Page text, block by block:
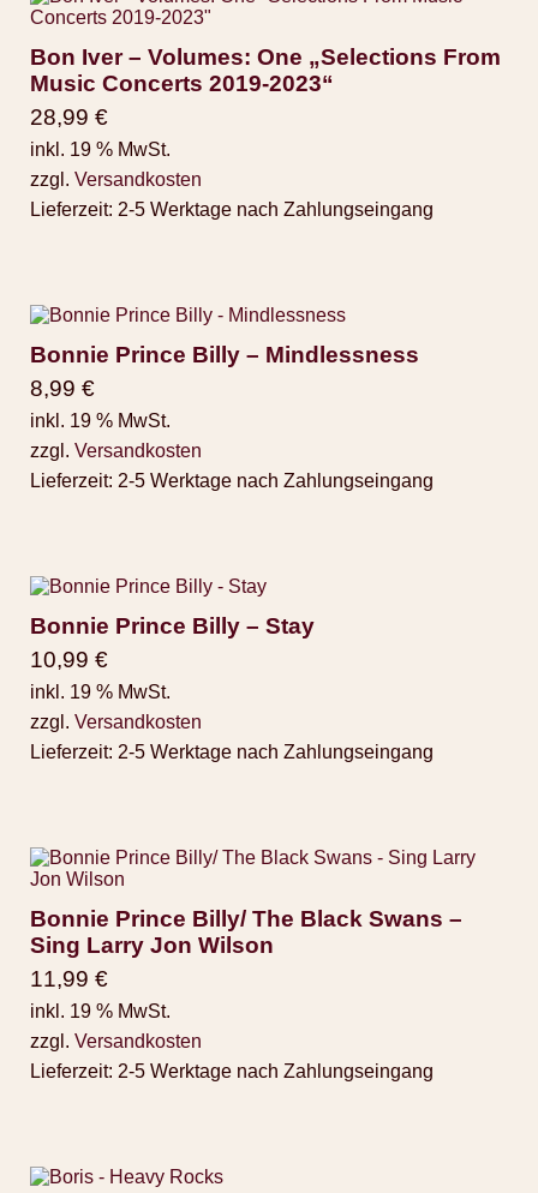
Bon Iver – Volumes: One „Selections From
Music Concerts 2019-2023“
28,99 €
inkl. 19 % MwSt.
zzgl. Versandkosten
Lieferzeit: 2-5 Werktage nach Zahlungseingang
Bonnie Prince Billy – Mindlessness
8,99 €
inkl. 19 % MwSt.
zzgl. Versandkosten
Lieferzeit: 2-5 Werktage nach Zahlungseingang
Bonnie Prince Billy – Stay
10,99 €
inkl. 19 % MwSt.
zzgl. Versandkosten
Lieferzeit: 2-5 Werktage nach Zahlungseingang
Bonnie Prince Billy/ The Black Swans –
Sing Larry Jon Wilson
11,99 €
inkl. 19 % MwSt.
zzgl. Versandkosten
Lieferzeit: 2-5 Werktage nach Zahlungseingang